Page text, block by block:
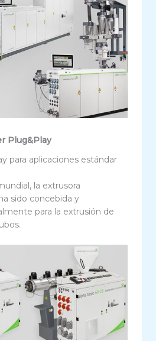
Plug&Play
para aplicaciones estándar
la extrusora
sido concebida y
para la extrusión de